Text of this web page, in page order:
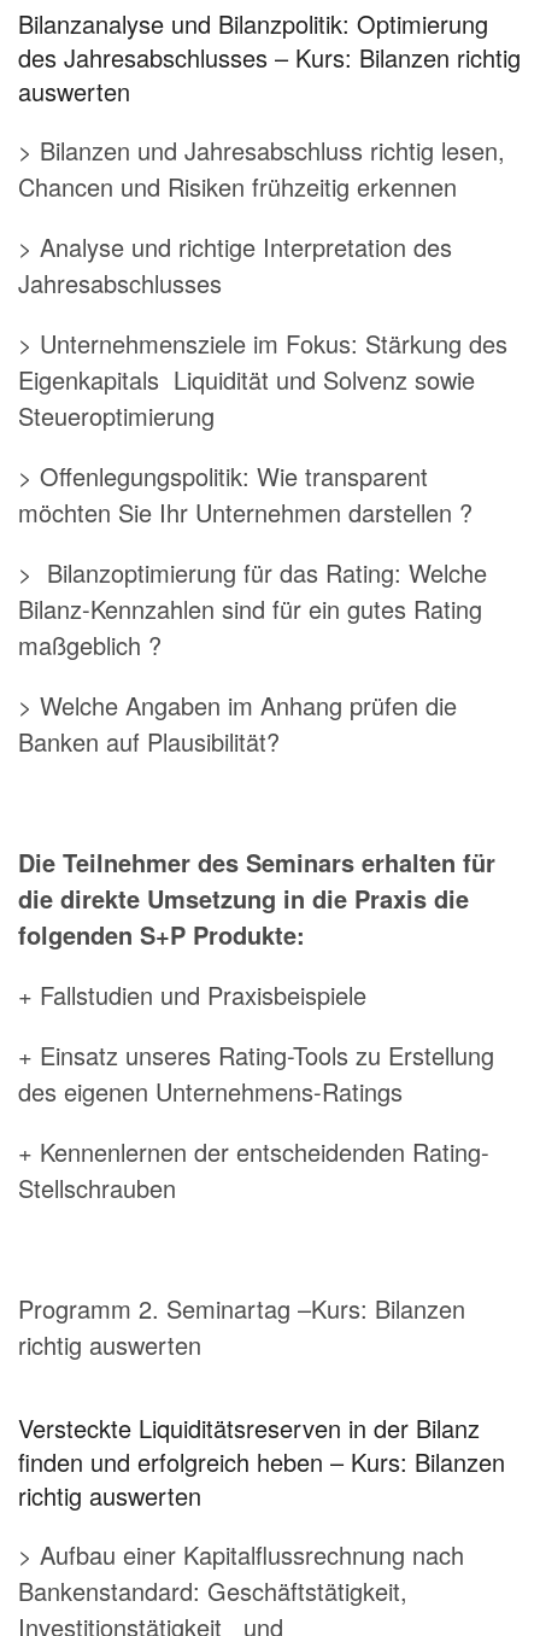
Bilanzanalyse und Bilanzpolitik: Optimierung
des Jahresabschlusses – Kurs: Bilanzen richtig
auswerten
> Bilanzen und Jahresabschluss richtig lesen,
Chancen und Risiken frühzeitig erkennen
> Analyse und richtige Interpretation des
Jahresabschlusses
> Unternehmensziele im Fokus: Stärkung des
Eigenkapitals Liquidität und Solvenz sowie
Steueroptimierung
> Offenlegungspolitik: Wie transparent
möchten Sie Ihr Unternehmen darstellen ?
> Bilanzoptimierung für das Rating: Welche
Bilanz-Kennzahlen sind für ein gutes Rating
maßgeblich ?
> Welche Angaben im Anhang prüfen die
Banken auf Plausibilität?
Die Teilnehmer des Seminars erhalten für
die direkte Umsetzung in die Praxis die
folgenden S+P Produkte:
+ Fallstudien und Praxisbeispiele
+ Einsatz unseres Rating-Tools zu Erstellung
des eigenen Unternehmens-Ratings
+ Kennenlernen der entscheidenden Rating-
Stellschrauben
Programm 2. Seminartag –Kurs: Bilanzen
richtig auswerten
Versteckte Liquiditätsreserven in der Bilanz
finden und erfolgreich heben – Kurs: Bilanzen
richtig auswerten
> Aufbau einer Kapitalflussrechnung nach
Bankenstandard: Geschäftstätigkeit,
Investitionstätigkeit und